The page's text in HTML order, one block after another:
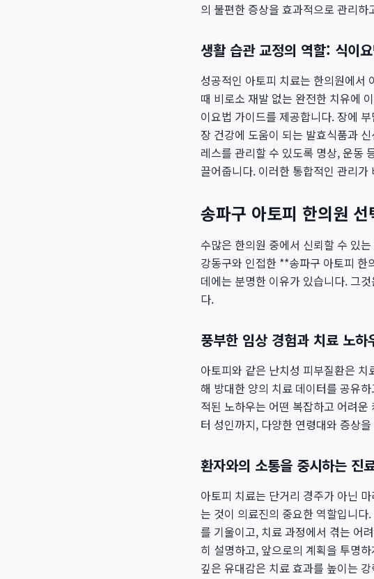
의 불편한 증상을 효과적으로 관리
생활 습관 교정의 역할: 식이
성공적인 아토피 치료는 한의원에서
때 비로소 재발 없는 완전한 치유에
이요법 가이드를 제공합니다. 장에
장 건강에 도움이 되는 발효식품과
레스를 관리할 수 있도록 명상, 운동
끌어줍니다. 이러한 통합적인 관리
송파구 아토피 한의원
수많은 한의원 중에서 신뢰할 수 있
강동구와 인접한 **송파구 아토피
데에는 분명한 이유가 있습니다. 그
다.
풍부한 임상 경험과 치료 노하
아토피와 같은 난치성 피부질환은
해 방대한 양의 치료 데이터를 공유
적된 노하우는 어떤 복잡하고 어려
터 성인까지, 다양한 연령대와 증상
환자와의 소통을 중시하는 진
아토피 치료는 단거리 경주가 아닌
는 것이 의료진의 중요한 역할입니
를 기울이고, 치료 과정에서 겪는 어
히 설명하고, 앞으로의 계획을 투명
깊은 유대감은 치료 효과를 높이는